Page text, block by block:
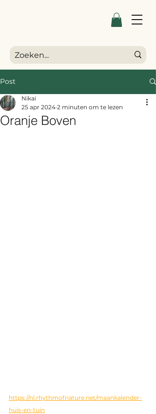
Post
Oranje Boven
Nikai
25 apr 2024 2 minuten om te lezen
https://nl.rhythmofnature.net/maankalender-
huis-en-tuin